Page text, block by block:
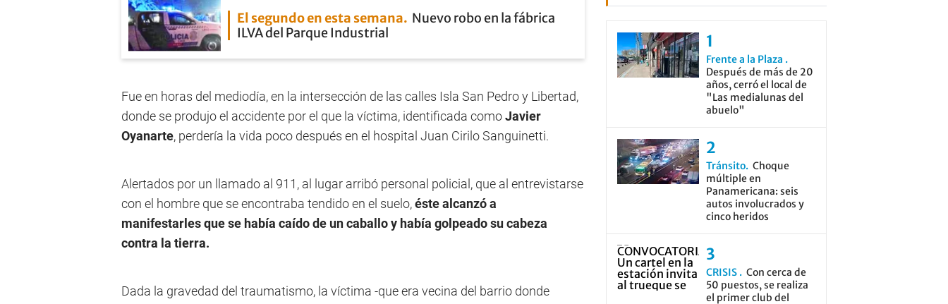
El segundo en esta semana
Nuevo robo en la fábrica
ILVA del Parque Industrial
Fue en horas del mediodía, en la intersección de las calles Isla San Pedro y Libertad,
donde se produjo el accidente por el que la víctima, identificada comoJavier
Oyanarte, perdería la vida poco después en el hospital Juan Cirilo Sanguinetti.
Alertados por un llamado al 911, al lugar arribó personal policial, que al entrevistarse
con el hombre que se encontraba tendido en el suelo,éste alcanzó a
manifestarles que se había caído de un caballo y había golpeado su cabeza
contra la tierra.
Dada la gravedad del traumatismo, la víctima -que era vecina del barrio donde
Frente a la Plaza
Después de más de 20
años, cerró el local de
"Las medialunas del
abuelo"
Tránsito Choque
múltiple en
Panamericana: seis
autos involucrados y
cinco heridos
CRISIS
Con cerca de
50 puestos, se realiza
el primer club del